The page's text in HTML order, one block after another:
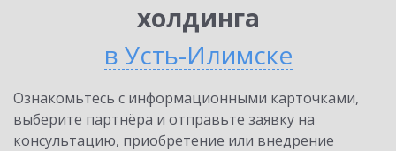
холдинга
в Усть-Илимске
Ознакомьтесь с информационными карточками,
выберите партнёра и отправьте заявку на
консультацию, приобретение или внедрение